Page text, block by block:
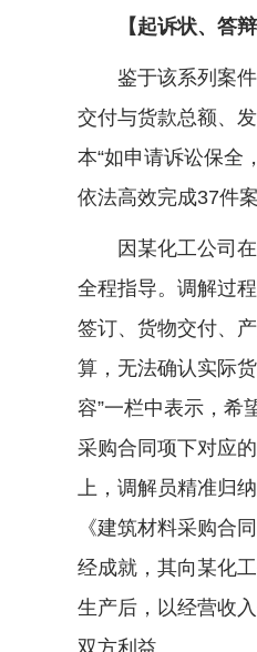
【起诉状、答辩
鉴于该系列案件
交付与货款总额、
本“如申请诉讼保全
依法高效完成37件
因某化工公司在
全程指导。调解过
签订、货物交付、
算，无法确认实际
容”一栏中表示，希
采购合同项下对应
上，调解员精准归
《建筑材料采购合
经成就，其向某化
生产后，以经营收
双方利益。